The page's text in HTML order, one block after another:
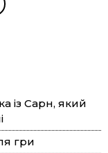
із Сарн, який
гри